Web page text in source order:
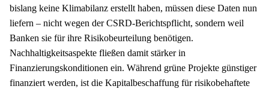
bislang keine Klimabilanz erstellt haben, müssen diese Daten nun
liefern – nicht wegen der CSRD-Berichtspflicht, sondern weil
Banken sie für ihre Risikobeurteilung benötigen.
Nachhaltigkeitsaspekte fließen damit stärker in
Finanzierungskonditionen ein. Während grüne Projekte günstiger
finanziert werden, ist die Kapitalbeschaffung für risikobehaftete